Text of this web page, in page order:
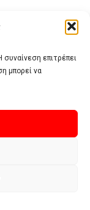
επιτρέπει
μπορεί να
το αντίθετο της
policy